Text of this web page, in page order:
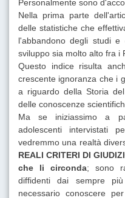
Personalmente sono
Nella prima parte
delle statistiche che
l'abbandono degli studi
sviluppo sia molto alto fra i
Questo indice risulta
crescente ignoranza che i
a riguardo della Storia
delle conoscenze
Ma se iniziassimo a
adolescenti intervistati
vedremmo una realtà
REALI CRITERI DI
che li circonda; sono
diffidenti dai sempre
necessario conoscere